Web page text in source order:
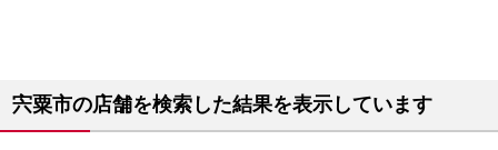
宍粟市の店舗を検索した結果を表示しています